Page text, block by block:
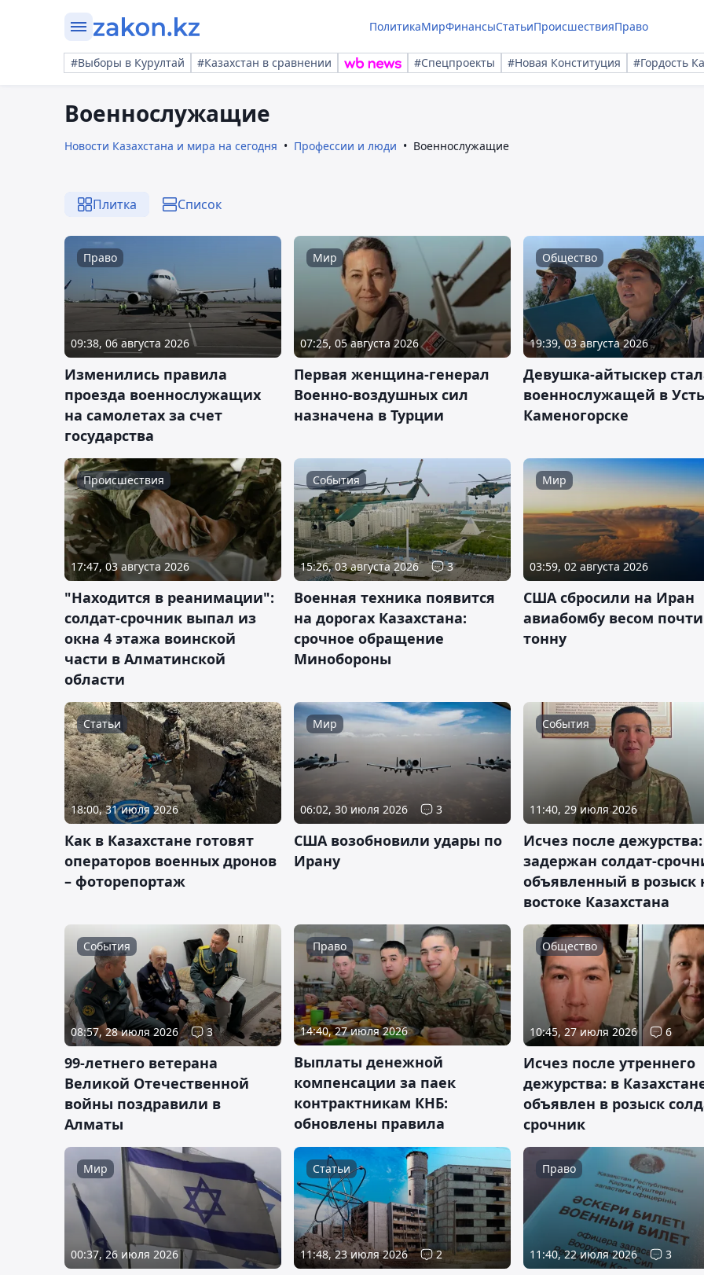
ПолитикаМирФинансыСтатьиПроисшествияПраво
#Выборы в Курултай #Казахстан в сравнении #Спецпроекты #Новая Конституция #Гордость
Военнослужащие
Новости Казахстана и мира на сегодня Профессии и люди Военнослужащие
Плитка Список
Право
09:38, 06 августа 2026
Изменились правила
проезда военнослужащих
на самолетах за счет
государства
Мир
07:25, 05 августа 2026
Первая женщина-генерал
Военно-воздушных сил
назначена в Турции
Общество
19:39, 03 августа 2026
Девушка-айтыскер
военнослужащей в
Каменогорске
Происшествия
17:47, 03 августа 2026
"Находится в реанимации":
солдат-срочник выпал из
окна 4 этажа воинской
части в Алматинской
области
События
15:26, 03 августа 2026 3
Военная техника появится
на дорогах Казахстана:
срочное обращение
Минобороны
Мир
03:59, 02 августа 2026
США сбросили на Иран
авиабомбу весом
тонну
Статьи
18:00, 31 июля 2026
Как в Казахстане готовят
операторов военных дронов
– фоторепортаж
Мир
06:02, 30 июля 2026 3
США возобновили удары по
Ирану
События
11:40, 29 июля 2026
Исчез после дежурства:
задержан солдат-
объявленный в розыск
востоке Казахстана
События
08:57, 28 июля 2026 3
99-летнего ветерана
Великой Отечественной
войны поздравили в
Алматы
Право
14:40, 27 июля 2026
Выплаты денежной
компенсации за паек
контрактникам КНБ:
обновлены правила
Общество
10:45, 27 июля 2026 6
Исчез после утреннего
дежурства: в
объявлен в розыск
срочник
Мир
00:37, 26 июля 2026
Статьи
11:48, 23 июля 2026 2
Право
11:40, 22 июля 2026 3